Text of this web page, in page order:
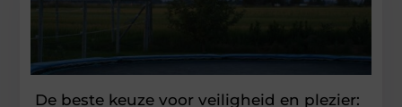
De beste keuze voor veiligheid en plezier: